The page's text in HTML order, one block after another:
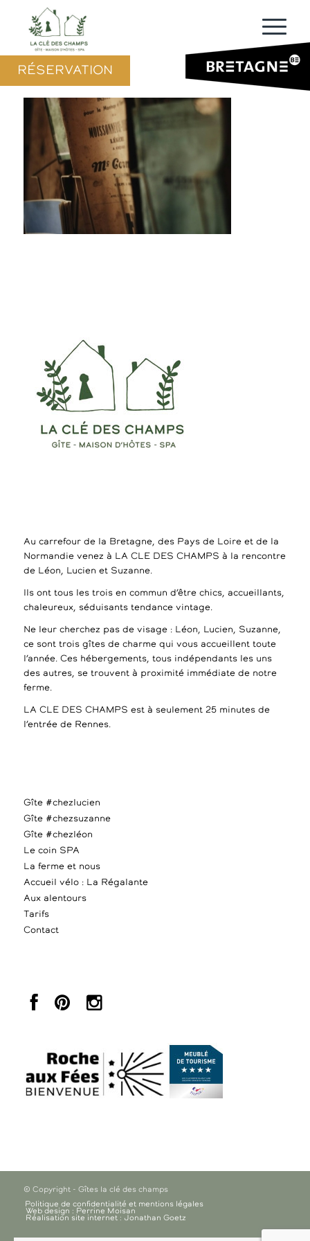
RÉSERVATION
Au carrefour de la Bretagne, des Pays de Loire et de la
Normandie venez à LA CLE DES CHAMPS à la rencontre
de Léon, Lucien et Suzanne.
Ils ont tous les trois en commun d’être chics, accueillants,
chaleureux, séduisants tendance vintage.
Ne leur cherchez pas de visage : Léon, Lucien, Suzanne,
ce sont trois gîtes de charme qui vous accueillent toute
l’année. Ces hébergements, tous indépendants les uns
des autres, se trouvent à proximité immédiate de notre
ferme.
LA CLE DES CHAMPS est à seulement 25 minutes de
l’entrée de Rennes.
Gîte #chezlucien
Gîte #chezsuzanne
Gîte #chezléon
Le coin SPA
La ferme et nous
Accueil vélo : La Régalante
Aux alentours
Tarifs
Contact
© Copyright - Gîtes la clé des champs
Politique de confidentialité et mentions légales
Web design : Perrine Moisan
Réalisation site internet : Jonathan Goetz